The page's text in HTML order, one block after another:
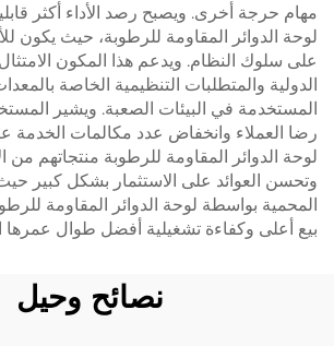
مهام حرجة أخرى. ويصبح رصد الأداء أكثر
لوحة الدوائر المقاومة للرطوبة، حيث يكون
على سلوك النظام. ويدعم هذا المكون الامتثال
الدولية والمتطلبات التنظيمية الخاصة
المستخدمة في البيئات الصعبة. ويشير
رضا العملاء وانخفاض عدد مكالمات الخدمة
لوحة الدوائر المقاومة للرطوبة منتجاتهم من
وتحسن العوائد على الاستثمار بشكل كبير
المحمية بواسطة لوحة الدوائر المقاومة
بيع أعلى وكفاءة تشغيلية أفضل طوال عمرها
نصائح وحيل